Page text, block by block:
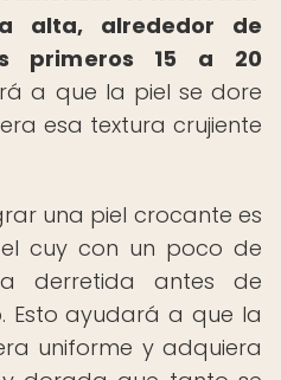
alta, alrededor de
primeros 15 a 20
a que la piel se dore
esa textura crujiente
una piel crocante es
cuy con un poco de
derretida antes de
Esto ayudará a que la
uniforme y adquiera